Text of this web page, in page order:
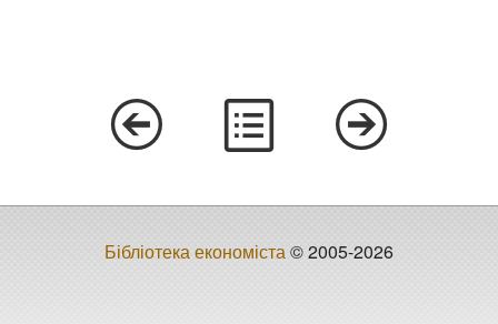
Бібліотека економіста© 2005-2026